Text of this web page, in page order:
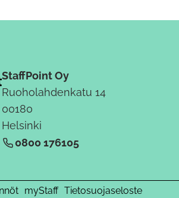
StaffPoint Oy
Ruoholahdenkatu 14
00180
Helsinki
0800 176105
myStaff Tietosuojaseloste